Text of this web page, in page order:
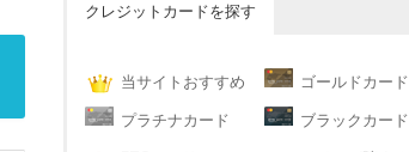
クレジットカードを探す
当サイトおすすめ
ゴールドカード
プラチナカード
ブラックカード